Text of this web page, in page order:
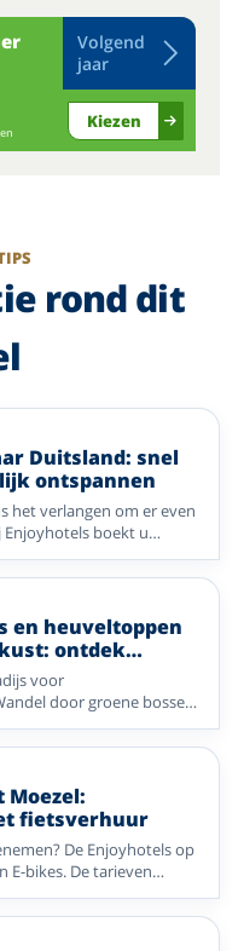
Volgend
jaar
Kiezen
rond dit
Duitsland: snel
ontspannen
het verlangen om er even
Enjoyhotels boekt u
vakantie naar
verblijf, gezellige
Ontdek sfeervolle
binnenkort al van een
en heuveltoppen
ontdek
voor
door groene bossen,
langs prachtige
als het Sauerland, de
het Lahntal en de
van verrassende
Met een
als uitvalsbasis ontdekt
op uw eigen tempo en
zijn met heerlijk
Moezel:
fietsverhuur
De Enjoyhotels op
E-bikes. De tarieven
een fietsregio in
van kust en rivierdal tot